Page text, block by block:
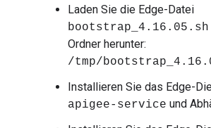
Laden Sie die Edge-Datei
bootstrap_4.16.05.sh
Ordner herunter:
/tmp/
Installieren Sie das Edge-
apigee-service und